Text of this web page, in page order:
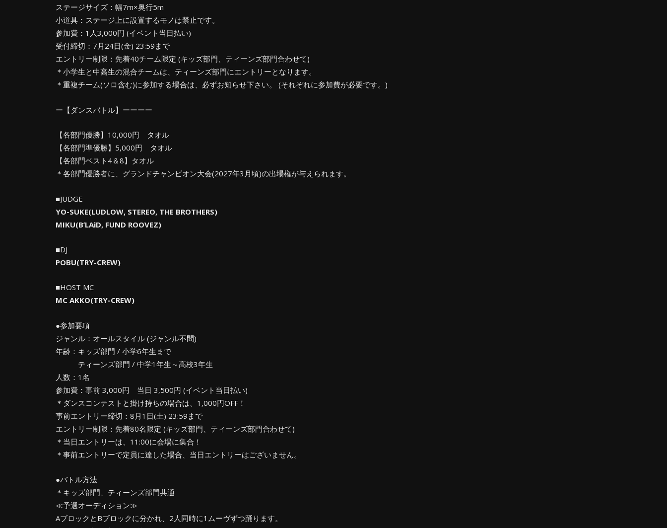
ステージサイズ：幅7m×奥行5m
小道具：ステージ上に設置するモノは禁止です。
参加費：1人3,000円 (イベント当日払い)
受付締切：7月24日(金) 23:59まで
エントリー制限：先着40チーム限定 (キッズ部門、ティーンズ部門合わせて)
＊小学生と中高生の混合チームは、ティーンズ部門にエントリーとなります。
＊重複チーム(ソロ含む)に参加する場合は、必ずお知らせ下さい。 (それぞれに参加費が必要です。)
ー【ダンスバトル】ーーーー
【各部門優勝】10,000円 タオル
【各部門準優勝】5,000円 タオル
【各部門ベスト4＆8】タオル
＊各部門優勝者に、グランドチャンピオン大会(2027年3月頃)の出場権が与えられます。
■JUDGE
YO-SUKE(LUDLOW, STEREO, THE BROTHERS)
MIKU(B’LAiD, FUND ROOVEZ)
■DJ
POBU(TRY-CREW)
■HOST MC
MC AKKO(TRY-CREW)
●参加要項
ジャンル：オールスタイル (ジャンル不問)
年齢：キッズ部門 / 小学6年生まで
ティーンズ部門 / 中学1年生～高校3年生
人数：1名
参加費：事前 3,000円 当日 3,500円 (イベント当日払い)
＊ダンスコンテストと掛け持ちの場合は、1,000円OFF！
事前エントリー締切：8月1日(土) 23:59まで
エントリー制限：先着80名限定 (キッズ部門、ティーンズ部門合わせて)
＊当日エントリーは、11:00に会場に集合！
＊事前エントリーで定員に達した場合、当日エントリーはございません。
●バトル方法
＊キッズ部門、ティーンズ部門共通
≪予選オーディション≫
AブロックとBブロックに分かれ、2人同時に1ムーヴずつ踊ります。